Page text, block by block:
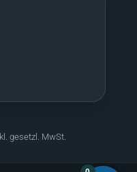
gesetzl. MwSt.